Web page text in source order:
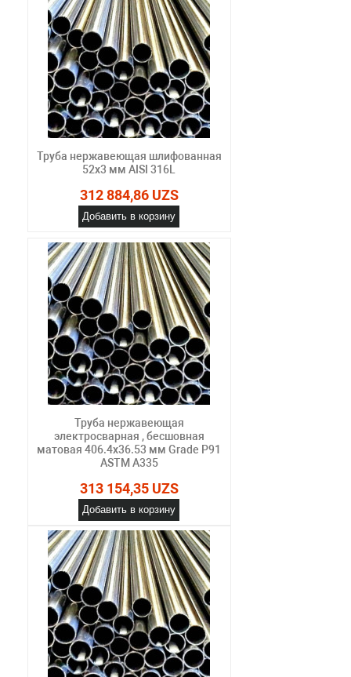
Труба нержавеющая шлифованная
52х3 мм AISI 316L
312 884,86 UZS
Добавить в корзину
Труба нержавеющая
электросварная , бесшовная
матовая 406.4х36.53 мм Grade P91
ASTM A335
313 154,35 UZS
Добавить в корзину